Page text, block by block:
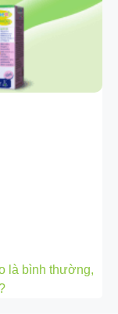
là bình thường,